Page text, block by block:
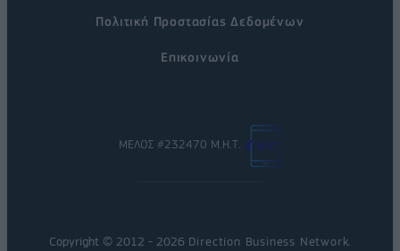
Πολιτική Προστασίας Δεδομένων
Επικοινωνία
ΜΕΛΟΣ #232470 Μ.Η.Τ.
Copyright © 2012 - 2026 Direction Business Network